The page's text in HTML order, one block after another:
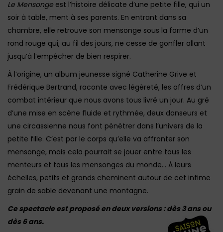
Le Mensonge est l’histoire délicate d’une petite fille, qui un
soir à table, ment à ses parents. En entrant dans sa
chambre, elle retrouve son mensonge sous la forme d’un
rond rouge qui, au fil des jours, ne cesse de gonfler allant
jusqu’à l’empêcher de bien respirer.
À l’origine, un album jeunesse signé Catherine Grive et
Frédérique Bertrand, raconte avec légèreté, les affres d’un
combat intérieur que nous avons tous livré un jour. Au gré
d’une mise en scène fluide et rythmée, deux danseurs et
une circassienne nous font pénétrer dans l’univers de la
petite fille. C’est par le corps qu’elle va affronter son
mensonge, mais cela pourrait se jouer entre tous les
menteurs et tous les mensonges du monde… À leurs
échelles, petits et grands cheminent autour de cet infime
grain de sable devenant une montagne.
Ce spectacle est proposé en deux versions : dès 3 ans ou
dès 6 ans.